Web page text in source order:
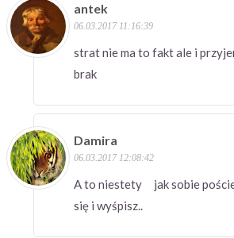
antek
06.03.2017 11:16:39
strat nie ma to fakt ale i
brak
Damira
06.03.2017 12:08:42
A to niestety jak sobie
się i wyśpisz..